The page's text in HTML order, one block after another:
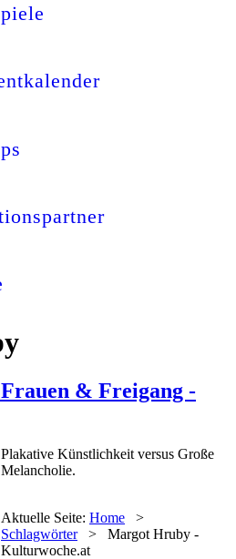
& Freigang -
Plakative Künstlichkeit versus Große
Melancholie.
Aktuelle Seite: Home
>
Schlagwörter
> Margot Hruby -
Kulturwoche.at